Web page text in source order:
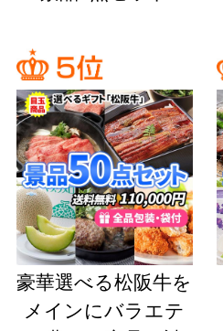
豪華選べる松阪牛を
メインにバラエテ